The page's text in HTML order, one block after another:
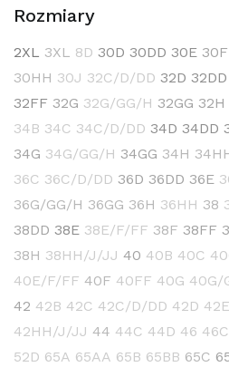
Rozmiary
2XL 3XL 8D 30D 30DD 30E 30F
30HH 30J 32C/D/DD 32D 32DD
32FF 32G 32G/GG/H 32GG 32H
34B 34C 34C/D/DD 34D 34DD
34G 34G/GG/H 34GG 34H
36C 36C/D/DD 36D 36DD 36E
36G/GG/H 36GG 36H 36HH 38
38DD 38E 38E/F/FF 38F 38FF
38H 38HH/J/JJ 40 40B 40C
40E/F/FF 40F 40FF 40G 40G/
42 42B 42C 42C/D/DD 42D
42HH/J/JJ 44 44C 44D 46 46C
52D 65A 65AA 65B 65BB 65C